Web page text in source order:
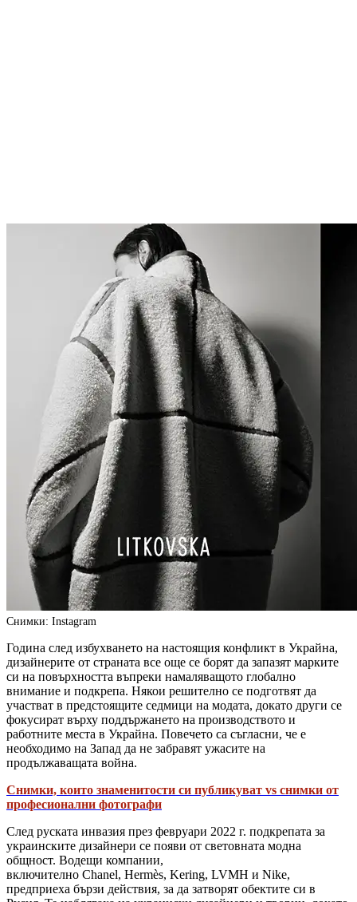
Снимки: Instagram
Година след избухването на настоящия конфликт в Украйна,
дизайнерите от страната все още се борят да запазят марките
си на повърхността въпреки намаляващото глобално
внимание и подкрепа. Някои решително се подготвят да
участват в предстоящите седмици на модата, докато други се
фокусират върху поддържането на производството и
работните места в Украйна. Повечето са съгласни, че е
необходимо на Запад да не забравят ужасите на
продължаващата война.
Снимки, които знаменитости си публикуват vs снимки от
професионални фотографи
След руската инвазия през февруари 2022 г. подкрепата за
украинските дизайнери се появи от световната модна
общност. Водещи компании,
включително Chanel, Hermès, Kering, LVMH и Nike,
предприеха бързи действия, за да затворят обектите си в